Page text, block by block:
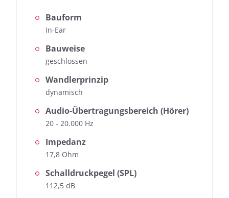
Bauform
In-Ear
Bauweise
geschlossen
Wandlerprinzip
dynamisch
Audio-Übertragungsbereich (Hörer)
20 - 20.000 Hz
Impedanz
17,8 Ohm
Schalldruckpegel (SPL)
112,5 dB